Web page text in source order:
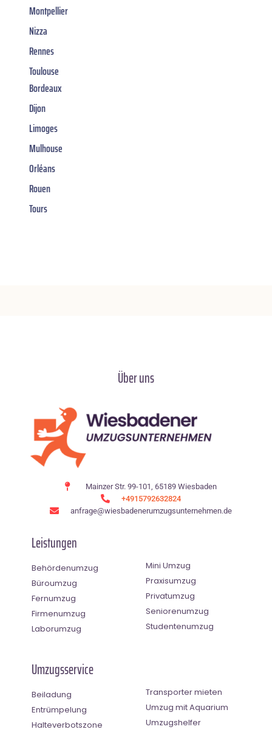
Montpellier
Nizza
Rennes
Toulouse
Bordeaux
Dijon
Limoges
Mulhouse
Orléans
Rouen
Tours
Über uns
Mainzer Str. 99-101, 65189 Wiesbaden
+4915792632824
anfrage@wiesbadenerumzugsunternehmen.de
Leistungen
Behördenumzug
Büroumzug
Fernumzug
Firmenumzug
Laborumzug
Mini Umzug
Praxisumzug
Privatumzug
Seniorenumzug
Studentenumzug
Umzugsservice
Beiladung
Entrümpelung
Halteverbotszone
Transporter mieten
Umzug mit Aquarium
Umzugshelfer